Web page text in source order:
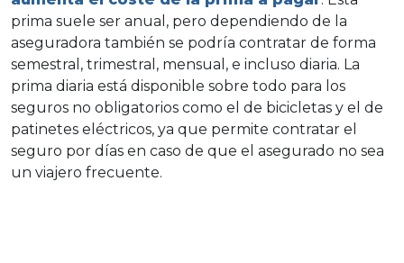
prima suele ser anual, pero dependiendo de la
aseguradora también se podría contratar de forma
semestral, trimestral, mensual, e incluso diaria. La
prima diaria está disponible sobre todo para los
seguros no obligatorios como el de bicicletas y el de
patinetes eléctricos, ya que permite contratar el
seguro por días en caso de que el asegurado no sea
un viajero frecuente.